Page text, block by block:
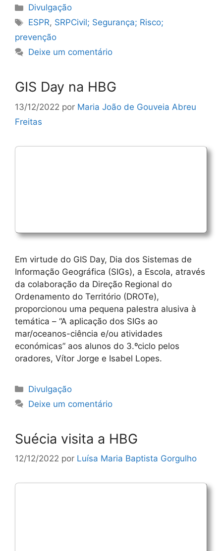
Categorias
Divulgação
Etiquetas
ESPR, SRPCivil; Segurança; Risco;
prevenção
Deixe um comentário
GIS Day na HBG
13/12/2022 por Maria João de Gouveia Abreu
Freitas
Em virtude do GIS Day, Dia dos Sistemas de
Informação Geográfica (SIGs), a Escola, através
da colaboração da Direção Regional do
Ordenamento do Território (DROTe),
proporcionou uma pequena palestra alusiva à
temática – “A aplicação dos SIGs ao
mar/oceanos-ciência e/ou atividades
económicas” aos alunos do 3.ºciclo pelos
oradores, Vítor Jorge e Isabel Lopes.
Categorias
Divulgação
Deixe um comentário
Suécia visita a HBG
12/12/2022 por Luísa Maria Baptista Gorgulho